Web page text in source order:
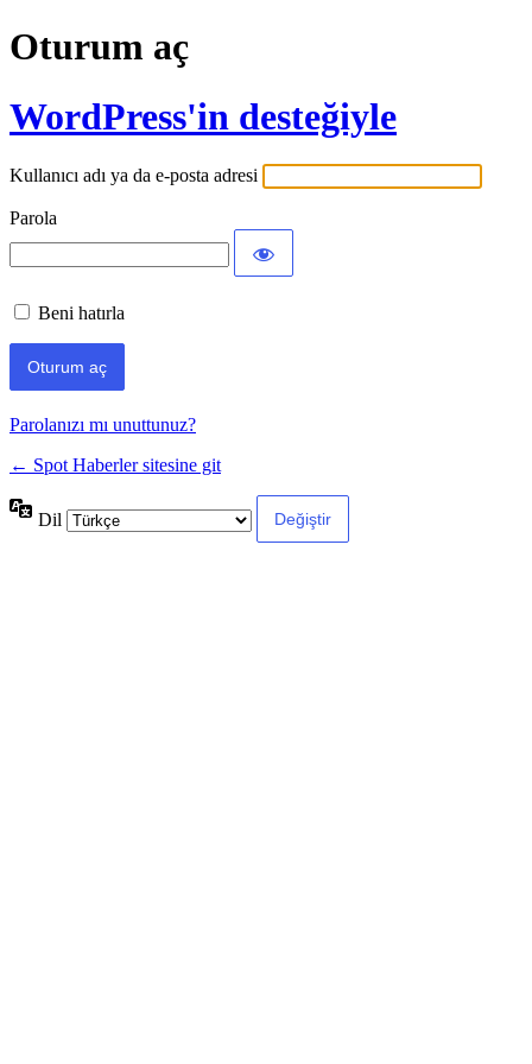
Oturum aç
WordPress'in desteğiyle
Kullanıcı adı ya da e-posta adresi
Parola
Beni hatırla
Parolanızı mı unuttunuz?
← Spot Haberler sitesine git
Dil